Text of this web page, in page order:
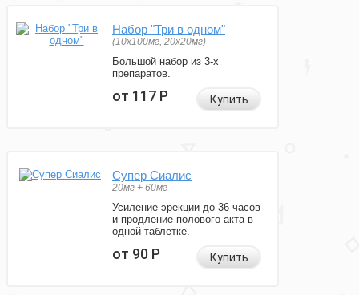
Набор "Три в одном"
(10x100мг, 20x20мг)
Большой набор из 3-х
препаратов.
от 117Р Купить
Супер Сиалис
20мг + 60мг
Усиление эрекции до 36 часов
и продление полового акта в
одной таблетке.
от 90Р Купить